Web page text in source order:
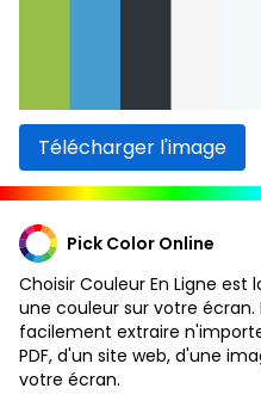
Télécharger l'image
Pick Color Online
Choisir Couleur En Ligne
une couleur sur votre écran.
facilement extraire
PDF, d'un site web, d'une
votre écran.